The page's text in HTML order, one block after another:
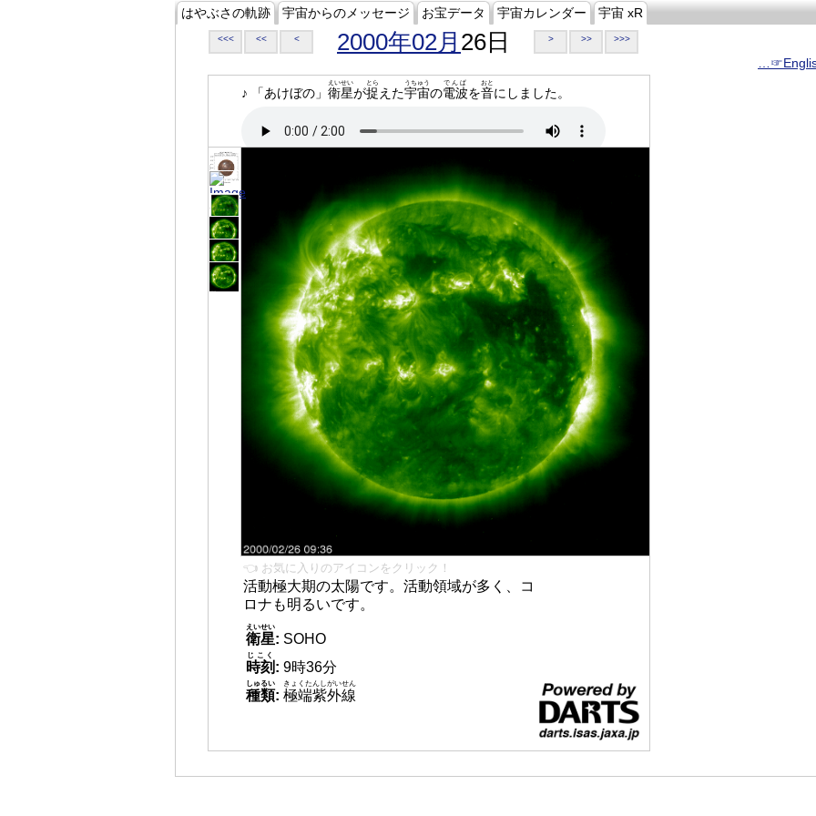
はやぶさの軌跡 宇宙からのメッセージ お宝データ 宇宙カレンダー 宇宙 xR
<<< << < 2000年02月 26日 > >> >>>
♪ 「あけぼの」 衛星
えいせい
が捉
とら
えた宇宙
うちゅう
の電波
でんぱ
を音
おと
にしました。
👈 お気に入りのアイコンをクリック！
活動極大期の太陽です。活動領域が多く、コ
ロナも明るいです。
衛星
えいせい
: SOHO
時刻
じこく
: 9時36分
種類
しゅるい
: 極端紫外線
きょくたんしがいせん